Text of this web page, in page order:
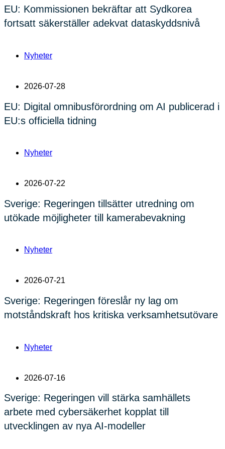
EU: Kommissionen bekräftar att Sydkorea
fortsatt säkerställer adekvat dataskyddsnivå
Nyheter
2026-07-28
EU: Digital omnibusförordning om AI publicerad i
EU:s officiella tidning
Nyheter
2026-07-22
Sverige: Regeringen tillsätter utredning om
utökade möjligheter till kamerabevakning
Nyheter
2026-07-21
Sverige: Regeringen föreslår ny lag om
motståndskraft hos kritiska verksamhetsutövare
Nyheter
2026-07-16
Sverige: Regeringen vill stärka samhällets
arbete med cybersäkerhet kopplat till
utvecklingen av nya AI-modeller